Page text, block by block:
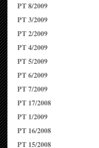
PT 8/2009
PT 3/2009
PT 2/2009
PT 4/2009
PT 5/2009
PT 6/2009
PT 7/2009
PT 17/2008
PT 1/2009
PT 16/2008
PT 15/2008